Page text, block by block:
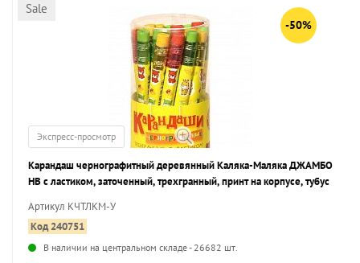
Sale
-50%
Экспресс-просмотр
Карандаш чернографитный деревянный Каляка-Маляка ДЖАМБО
НВ с ластиком, заточенный, трехгранный, принт на корпусе, тубус
Артикул КЧТЛКМ-У
Код 240751
В наличии на центральном складе - 26682 шт.